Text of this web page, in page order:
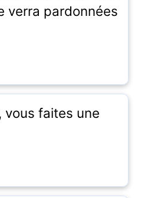
verra pardonnées
vous faites une